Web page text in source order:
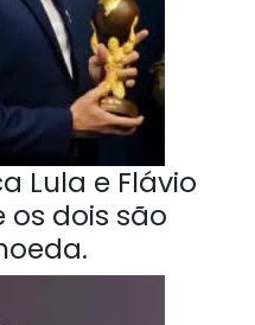
Lula e Flávio
os dois são